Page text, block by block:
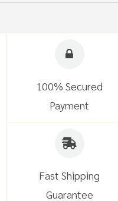
100% Secured
Payment
Fast Shipping
Guarantee